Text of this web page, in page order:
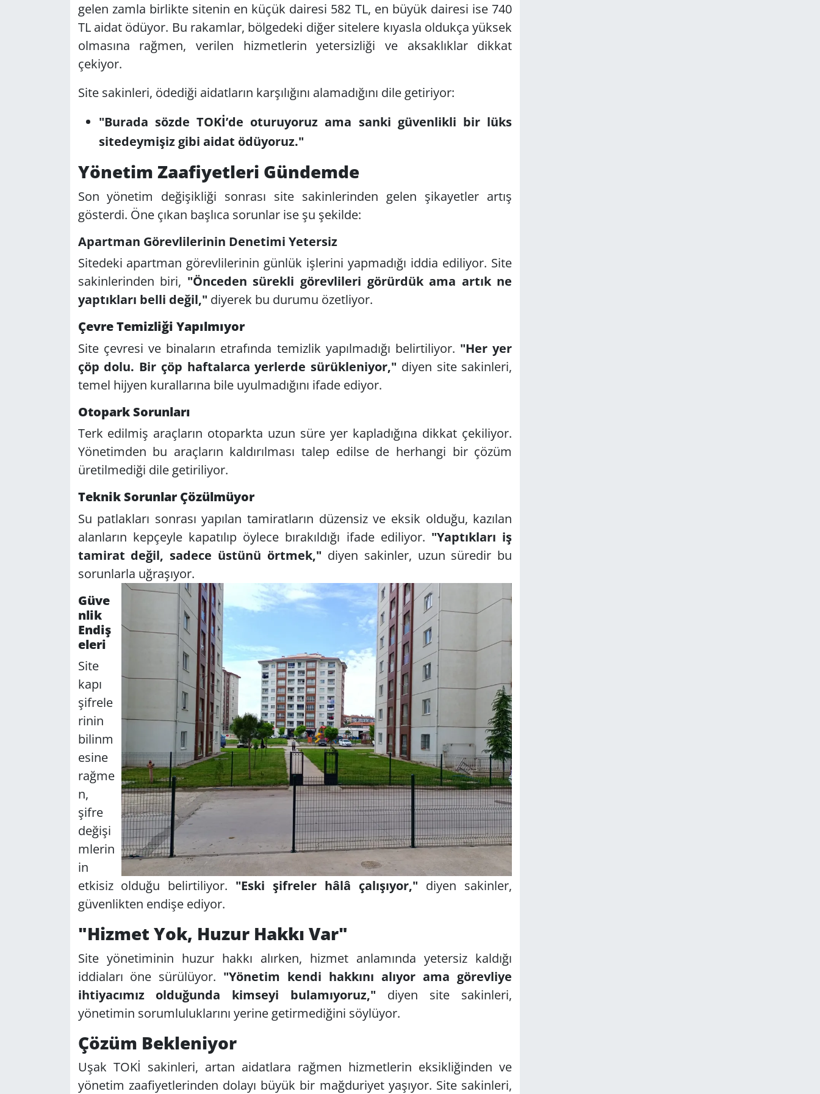
gelen zamla birlikte sitenin en küçük dairesi 582 TL, en büyük dairesi ise 740
TL aidat ödüyor. Bu rakamlar, bölgedeki diğer sitelere kıyasla oldukça yüksek
olmasına rağmen, verilen hizmetlerin yetersizliği ve aksaklıklar dikkat
çekiyor.
Site sakinleri, ödediği aidatların karşılığını alamadığını dile getiriyor:
"Burada sözde TOKİ’de oturuyoruz ama sanki güvenlikli bir lüks
sitedeymişiz gibi aidat ödüyoruz."
Yönetim Zaafiyetleri Gündemde
Son yönetim değişikliği sonrası site sakinlerinden gelen şikayetler artış
gösterdi. Öne çıkan başlıca sorunlar ise şu şekilde:
Apartman Görevlilerinin Denetimi Yetersiz
Sitedeki apartman görevlilerinin günlük işlerini yapmadığı iddia ediliyor. Site
sakinlerinden biri, "Önceden sürekli görevlileri görürdük ama artık ne
yaptıkları belli değil," diyerek bu durumu özetliyor.
Çevre Temizliği Yapılmıyor
Site çevresi ve binaların etrafında temizlik yapılmadığı belirtiliyor. "Her yer
çöp dolu. Bir çöp haftalarca yerlerde sürükleniyor," diyen site sakinleri,
temel hijyen kurallarına bile uyulmadığını ifade ediyor.
Otopark Sorunları
Terk edilmiş araçların otoparkta uzun süre yer kapladığına dikkat çekiliyor.
Yönetimden bu araçların kaldırılması talep edilse de herhangi bir çözüm
üretilmediği dile getiriliyor.
Teknik Sorunlar Çözülmüyor
Su patlakları sonrası yapılan tamiratların düzensiz ve eksik olduğu, kazılan
alanların kepçeyle kapatılıp öylece bırakıldığı ifade ediliyor. "Yaptıkları iş
tamirat değil, sadece üstünü örtmek," diyen sakinler, uzun süredir bu
sorunlarla uğraşıyor.
Güve
nlik
Endiş
eleri
Site
kapı
şifrele
rinin
bilinm
esine
rağme
n,
şifre
değişi
mlerin
in
etkisiz olduğu belirtiliyor. "Eski şifreler hâlâ çalışıyor," diyen sakinler,
güvenlikten endişe ediyor.
"Hizmet Yok, Huzur Hakkı Var"
Site yönetiminin huzur hakkı alırken, hizmet anlamında yetersiz kaldığı
iddiaları öne sürülüyor. "Yönetim kendi hakkını alıyor ama görevliye
ihtiyacımız olduğunda kimseyi bulamıyoruz," diyen site sakinleri,
yönetimin sorumluluklarını yerine getirmediğini söylüyor.
Çözüm Bekleniyor
Uşak TOKİ sakinleri, artan aidatlara rağmen hizmetlerin eksikliğinden ve
yönetim zaafiyetlerinden dolayı büyük bir mağduriyet yaşıyor. Site sakinleri,